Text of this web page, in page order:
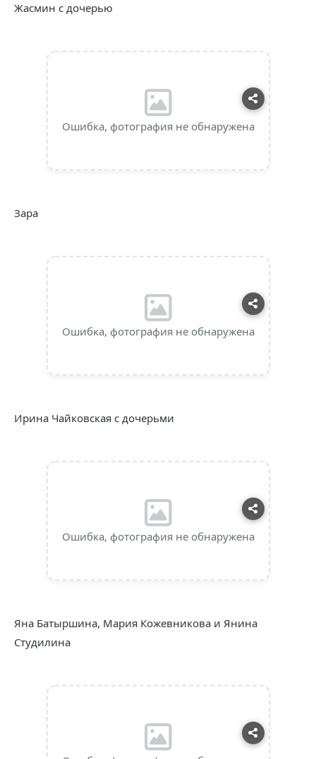
Жасмин с дочерью
Ошибка, фотография не обнаружена
Зара
Ошибка, фотография не обнаружена
Ирина Чайковская с дочерьми
Ошибка, фотография не обнаружена
Яна Батыршина, Мария Кожевникова и Янина
Студилина